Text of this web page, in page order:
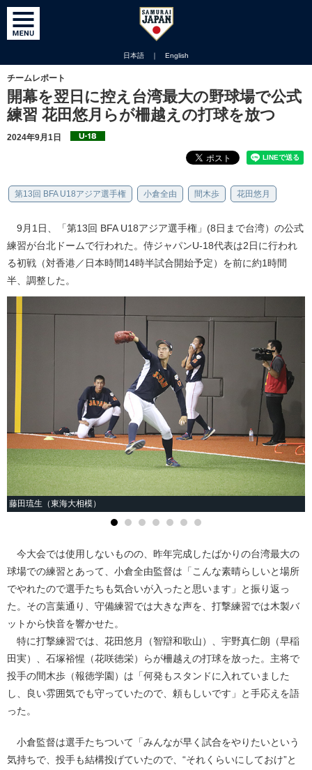
日本語 ｜ English
チームレポート
開幕を翌日に控え台湾最大の野球場で公式
練習 花田悠月らが柵越えの打球を放つ
2024年9月1日
第13回 BFA U18アジア選手権 小倉全由 間木歩 花田悠月
9月1日、「第13回 BFA U18アジア選手権」(8日まで台湾）の公式
練習が台北ドームで行われた。侍ジャパンU-18代表は2日に行われ
る初戦（対香港／日本時間14時半試合開始予定）を前に約1時間
半、調整した。
藤田琉生（東海大相模）
今大会では使用しないものの、昨年完成したばかりの台湾最大の
球場での練習とあって、小倉全由監督は「こんな素晴らしいと場所
でやれたので選手たちも気合いが入ったと思います」と振り返っ
た。その言葉通り、守備練習では大きな声を、打撃練習では木製バ
ットから快音を響かせた。
特に打撃練習では、花田悠月（智辯和歌山）、宇野真仁朗（早稲
田実）、石塚裕惺（花咲徳栄）らが柵越えの打球を放った。主将で
投手の間木歩（報徳学園）は「何発もスタンドに入れていました
し、良い雰囲気でも守っていたので、頼もしいです」と手応えを語
った。
小倉監督は選手たちついて「みんなが早く試合をやりたいという
気持ちで、投手も結構投げていたので、“それくらいにしておけ”と